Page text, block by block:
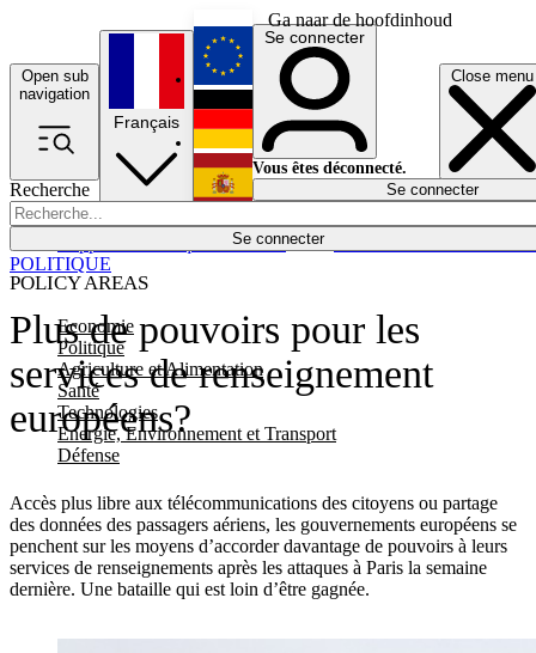
Ga naar de hoofdinhoud
Open sub
navigation
Close menu
Recherche
Se connecter
POLICY AREAS
Economie
Politique
Agriculture et Alimentation
Santé
Technologies
Energie, Environnement et Transport
Défense
Économie
Français
English
Deutsch
Español
Se connecter
Vous êtes déconnecté.
Se connecter
Plus de pouvoirs pour les
services de renseignement
européens?
Accès plus libre aux télécommunications des citoyens ou partage
des données des passagers aériens, les gouvernements européens se
penchent sur les moyens d’accorder davantage de pouvoirs à leurs
services de renseignements après les attaques à Paris la semaine
dernière. Une bataille qui est loin d’être gagnée.
POLITIQUE